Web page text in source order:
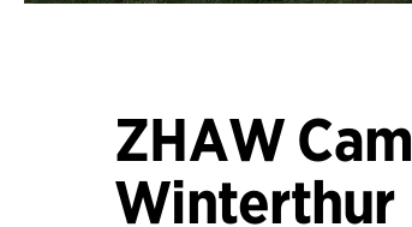
ZHAW
Winterthur